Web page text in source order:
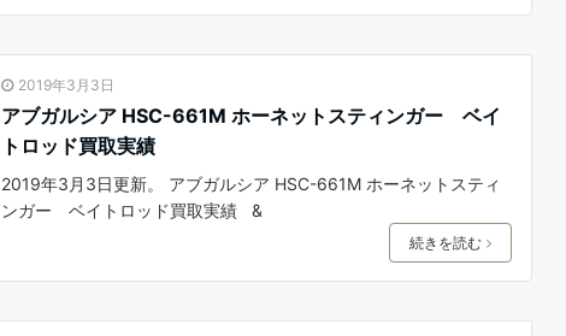
2019年3月3日
アブガルシア HSC-661M ホーネットスティンガー ベイ
トロッド買取実績
2019年3月3日更新。 アブガルシア HSC-661M ホーネットスティ
ンガー ベイトロッド買取実績 &
続きを読む